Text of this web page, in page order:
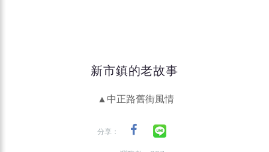
新市鎮的老故事
▲中正路舊街風情
分享：